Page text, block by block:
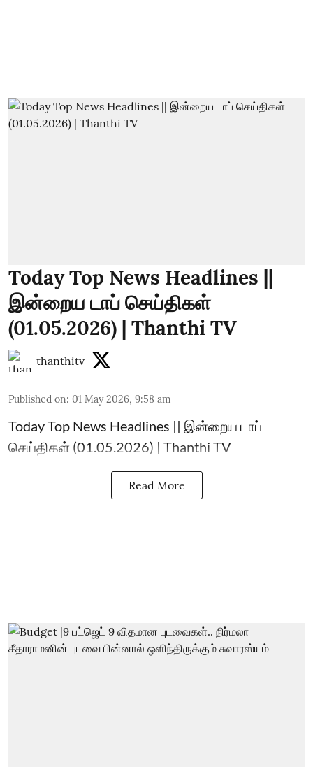
Today Top News Headlines ||
இன்றைய டாப் செய்திகள்
(01.05.2026) | Thanthi TV
thanthitv
Published on: 01 May 2026, 9:58 am
Today Top News Headlines || இன்றைய டாப்
செய்திகள் (01.05.2026) | Thanthi TV
Read More